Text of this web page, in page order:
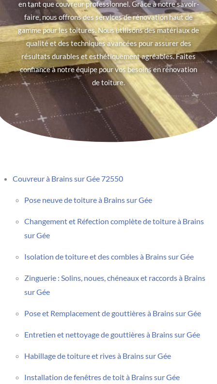
en tant que couvreur professionnel. Grâce à notre savoir-
faire, nous offrons des services de rénovation haut de
gamme pour les toitures. Nous utilisons des matériaux de
qualité et des techniques avancées pour assurer des
résultats durables et esthétiquement agréables. Faites
confiance à notre équipe pour vos besoins en rénovation
de toiture.
Couvreur à Brains sur Gée 72550
Pose neuve de toiture à Brains sur Gée
Changement et Réfection complète de toiture à Brains
sur Gée
Isolation de toiture et des combles à Brains sur Gée
Zinguerie : Solins, noues, chéneaux et raccords à Brains
sur Gée
Pose et Remplacement de gouttières à Brains sur Gée
Entretien et nettoyage de gouttières à Brains sur Gée
Habillage de toiture et rives à Brains sur Gée
Installation de fenêtres de toit à Brains sur Gée